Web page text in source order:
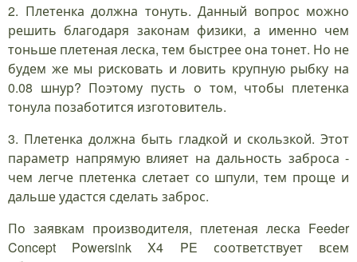
2. Плетенка должна тонуть. Данный вопрос можно
решить благодаря законам физики, а именно чем
тоньше плетеная леска, тем быстрее она тонет. Но не
будем же мы рисковать и ловить крупную рыбку на
0.08 шнур? Поэтому пусть о том, чтобы плетенка
тонула позаботится изготовитель.
3. Плетенка должна быть гладкой и скользкой. Этот
параметр напрямую влияет на дальность заброса -
чем легче плетенка слетает со шпули, тем проще и
дальше удастся сделать заброс.
По заявкам производителя, плетеная леска Feeder
Concept Powersink X4 PE соответствует всем